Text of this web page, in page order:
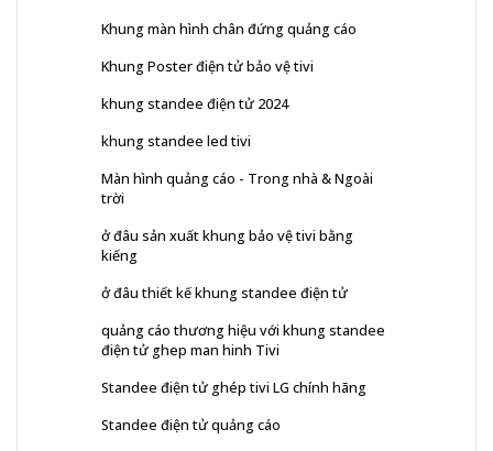
Khung màn hình chân đứng quảng cáo
Khung Poster điện tử bảo vệ tivi
khung standee điện tử 2024
khung standee led tivi
Màn hình quảng cáo - Trong nhà & Ngoài
trời
ở đâu sản xuất khung bảo vệ tivi bằng
kiếng
ở đâu thiết kế khung standee điện tử
quảng cáo thương hiệu với khung standee
điện tử ghep man hinh Tivi
Standee điện tử ghép tivi LG chính hãng
Standee điện tử quảng cáo